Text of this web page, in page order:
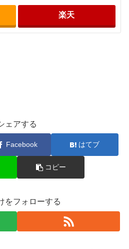
楽天
ェアする
Facebook はてブ
コピー
をフォローする